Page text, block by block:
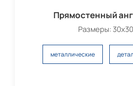
Прямостенный
Размеры:
металлические